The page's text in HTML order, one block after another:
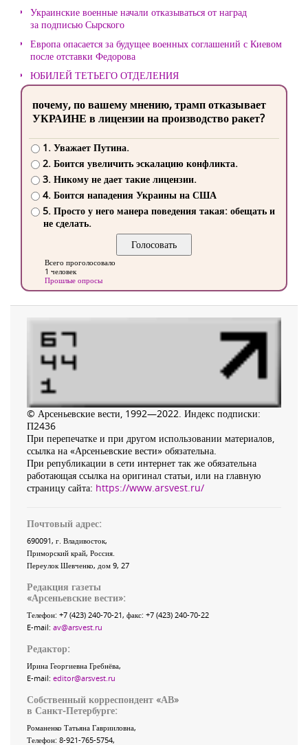
Украинские военные начали отказываться от наград
за подписью Сырского
Европа опасается за будущее военных соглашений с Киевом
после отставки Федорова
ЮБИЛЕЙ ТЕТЬЕГО ОТДЕЛЕНИЯ
почему, по вашему мнению, трамп отказывает
УКРАИНЕ в лицензии на производство ракет?
1. Уважает Путина.
2. Боится увеличить эскалацию конфликта.
3. Никому не дает такие лицензии.
4. Боится нападения Украины на США
5. Просто у него манера поведения такая: обещать и
не сделать.
Всего проголосовало
1 человек
Прошлые опросы
© Арсеньевские вести, 1992—2022. Индекс подписки:
П2436
При перепечатке и при другом использовании материалов,
ссылка на «Арсеньевские вести» обязательна.
При републикации в сети интернет так же обязательна
работающая ссылка на оригинал статьи, или на главную
страницу сайта: https://www.arsvest.ru/
Почтовый адрес:
690091, г. Владивосток,
Приморский край, Россия
Переулок Шевченко, дом 9, 27
Редакция газеты
«Арсеньевские вести»:
Телефон: +7 (423) 240-70-21, факс: +7 (423) 240-70-22
E-mail: av@arsvest.ru
Редактор:
Ирина Георгиевна Гребнёва,
E-mail: editor@arsvest.ru
Собственный корреспондент «АВ»
в Санкт-Петербурге:
Романенко Татьяна Гаврииловна,
Телефон: 8-921-765-5754,